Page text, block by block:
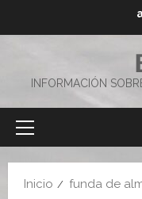
INFORMACIÓN
Menú
Inicio funda de